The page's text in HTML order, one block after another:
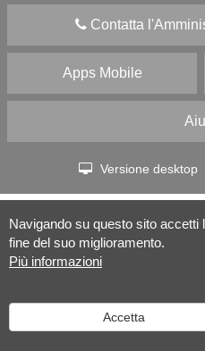
Navigando su questo sito
fine del suo miglioramento.
Più informazioni
Accetta
Contatta
Apps Mobile
Versione desktop